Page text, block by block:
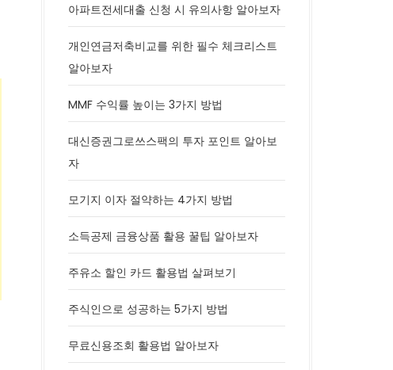
아파트전세대출 신청 시 유의사항 알아보자
개인연금저축비교를 위한 필수 체크리스트
알아보자
MMF 수익률 높이는 3가지 방법
대신증권그로쓰스팩의 투자 포인트 알아보
자
모기지 이자 절약하는 4가지 방법
소득공제 금융상품 활용 꿀팁 알아보자
주유소 할인 카드 활용법 살펴보기
주식인으로 성공하는 5가지 방법
무료신용조회 활용법 알아보자